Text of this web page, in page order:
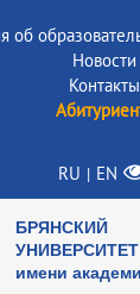
об
Новости
Контакты
RU | EN
УНИВЕРСИТЕТ
имени